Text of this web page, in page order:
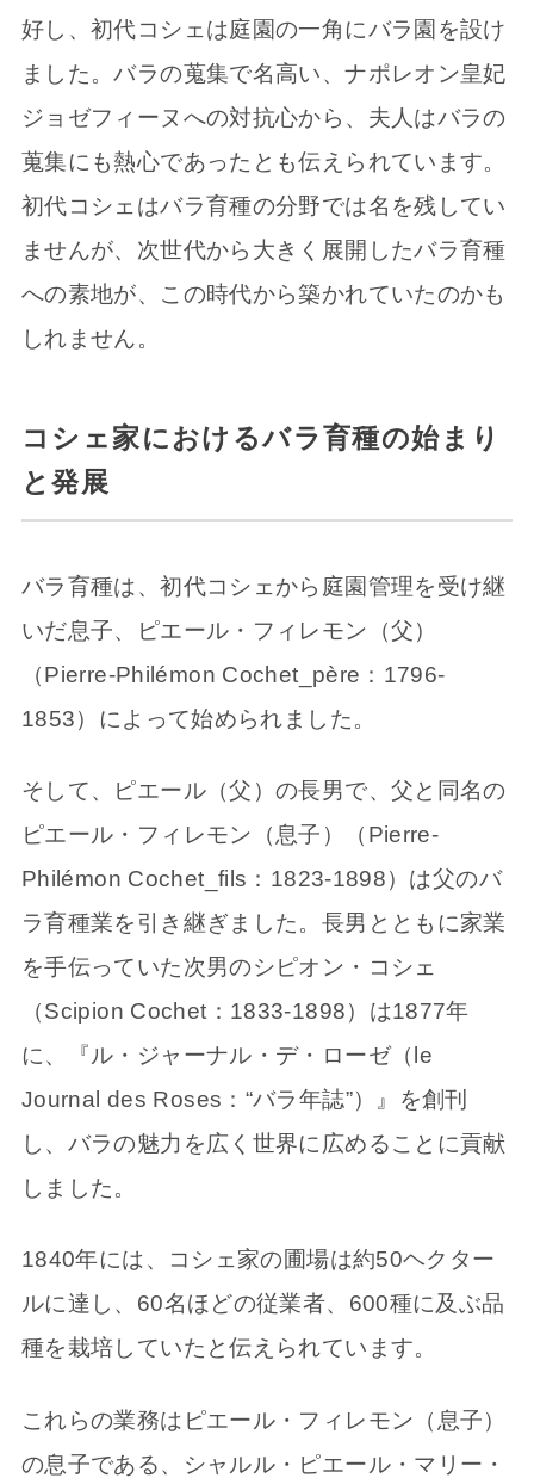
好し、初代コシェは庭園の一角にバラ園を設け
ました。バラの蒐集で名高い、ナポレオン皇妃
ジョゼフィーヌへの対抗心から、夫人はバラの
蒐集にも熱心であったとも伝えられています。
初代コシェはバラ育種の分野では名を残してい
ませんが、次世代から大きく展開したバラ育種
への素地が、この時代から築かれていたのかも
しれません。
コシェ家におけるバラ育種の始まり
と発展
バラ育種は、初代コシェから庭園管理を受け継
いだ息子、ピエール・フィレモン（父）
（Pierre-Philémon Cochet_père：1796-
1853）によって始められました。
そして、ピエール（父）の長男で、父と同名の
ピエール・フィレモン（息子）（Pierre-
Philémon Cochet_fils：1823-1898）は父のバ
ラ育種業を引き継ぎました。長男とともに家業
を手伝っていた次男のシピオン・コシェ
（Scipion Cochet：1833-1898）は1877年
に、『ル・ジャーナル・デ・ローゼ（le
Journal des Roses：“バラ年誌”）』を創刊
し、バラの魅力を広く世界に広めることに貢献
しました。
1840年には、コシェ家の圃場は約50ヘクター
ルに達し、60名ほどの従業者、600種に及ぶ品
種を栽培していたと伝えられています。
これらの業務はピエール・フィレモン（息子）
の息子である、シャルル・ピエール・マリー・